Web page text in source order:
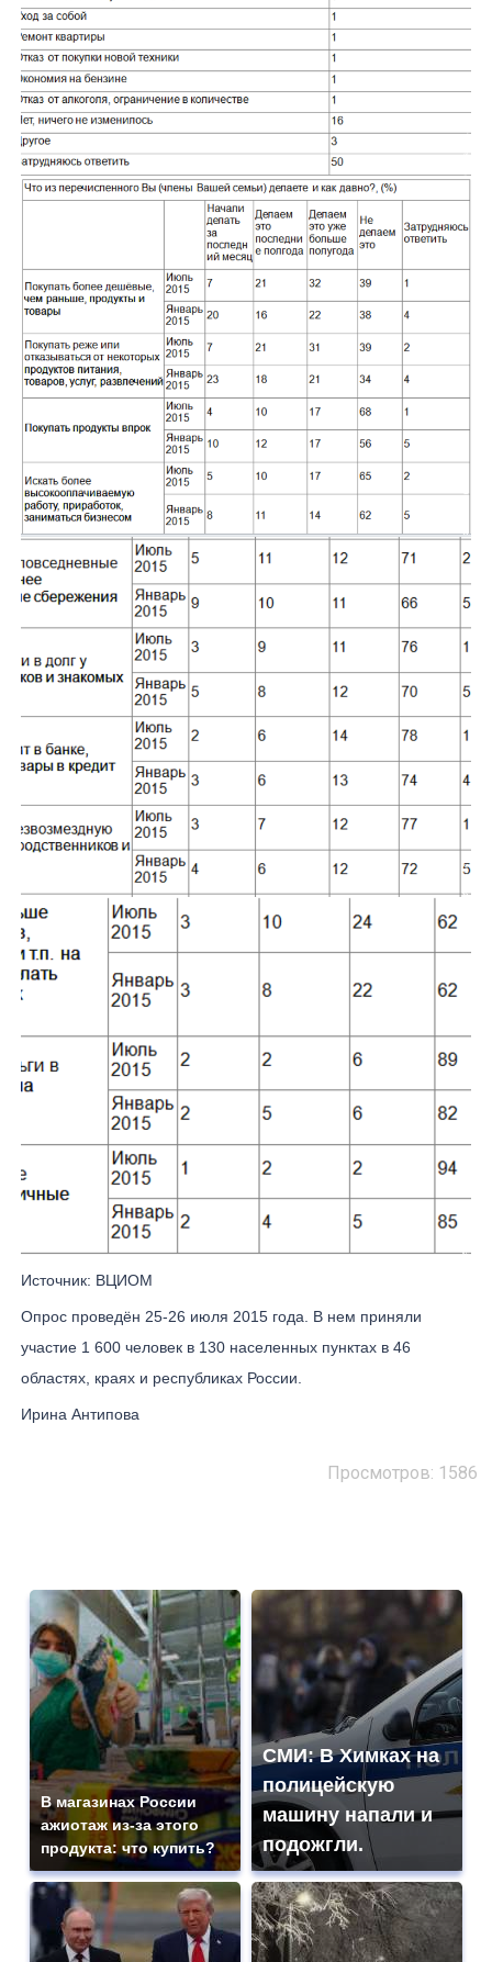
Источник: ВЦИОМ
Опрос проведён 25-26 июля 2015 года. В нем приняли
участие 1 600 человек в 130 населенных пунктах в 46
областях, краях и республиках России.
Ирина Антипова
Просмотров: 1586
В магазинах России
ажиотаж из-за этого
продукта: что купить?
СМИ: В Химках на
полицейскую
машину напали и
подожгли.